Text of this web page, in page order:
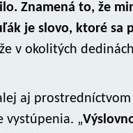
Znamená to, že
je slovo, ktoré sa
v okolitých
aj
vystúpenia. „